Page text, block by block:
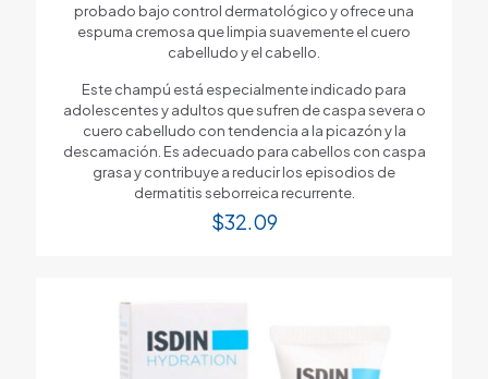
probado bajo control dermatológico y ofrece una
espuma cremosa que limpia suavemente el cuero
cabelludo y el cabello.
Este champú está especialmente indicado para
adolescentes y adultos que sufren de caspa severa o
cuero cabelludo con tendencia a la picazón y la
descamación. Es adecuado para cabellos con caspa
grasa y contribuye a reducir los episodios de
dermatitis seborreica recurrente.
$32.09